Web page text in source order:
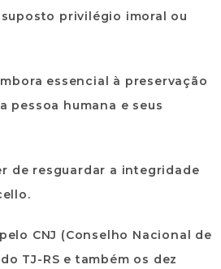
privilégio imoral ou
essencial à preservação
pessoa humana e seus
de resguardar a integridade
CNJ (Conselho Nacional de
TJ-RS e também os dez